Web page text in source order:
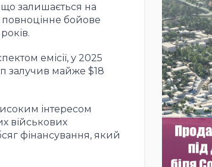
залишається на
повноцінне бойове
емісії, у 2025
залучив майже $18
інтересом
військових
фінансування, який